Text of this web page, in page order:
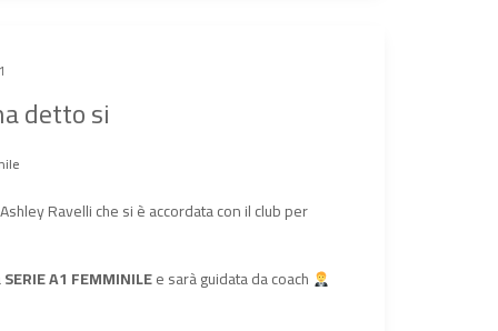
detto si
Ashley Ravelli che si è accordata con il club per
SERIE A1 FEMMINILEe sarà guidata da coach